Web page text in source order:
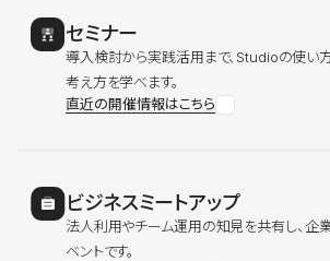
セミナー
導入検討から実践活用まで、Studioの使い
考え方を学べます。
直近の開催情報はこちら
ビジネスミートアップ
法人利用やチーム運用の知見を共有し、企
ベントです。